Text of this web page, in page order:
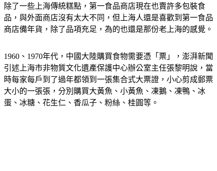
除了一些上海傳統糕點，第一食品商店現在也賣許多包裝食
品，與外面商店沒有太大不同，但上海人還是喜歡到第一食品
商店備年貨，除了品項充足，為的也還是那份老上海的感覺。
1960、1970年代，中國大陸購買食物需要憑「票」，澎湃新聞
引述上海市非物質文化遺產保護中心辦公室主任張黎明說，當
時每家每戶到了過年都領到一張集合式大票證，小心剪成郵票
大小的一張張，分別購買大黃魚、小黃魚、凍鵝、凍鴨、冰
蛋、冰糖、花生仁、香瓜子、粉絲、桂圓等。